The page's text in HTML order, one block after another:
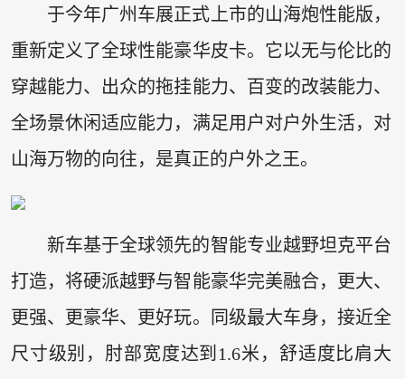
于今年广州车展正式上市的山海炮性能版，
重新定义了全球性能豪华皮卡。它以无与伦比的
穿越能力、出众的拖挂能力、百变的改装能力、
全场景休闲适应能力，满足用户对户外生活，对
山海万物的向往，是真正的户外之王。
新车基于全球领先的智能专业越野坦克平台
打造，将硬派越野与智能豪华完美融合，更大、
更强、更豪华、更好玩。同级最大车身，接近全
尺寸级别，肘部宽度达到1.6米，舒适度比肩大